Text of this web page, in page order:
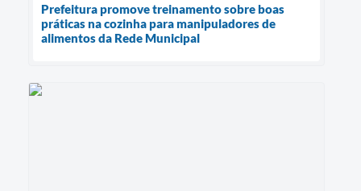
Prefeitura promove treinamento sobre boas
práticas na cozinha para manipuladores de
alimentos da Rede Municipal